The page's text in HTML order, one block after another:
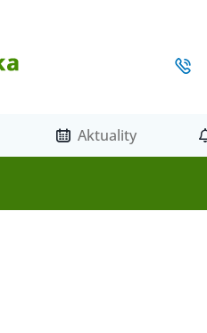
Aktuality